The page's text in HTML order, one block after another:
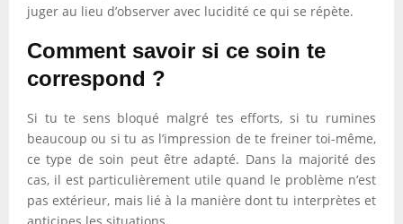
juger au lieu d’observer avec lucidité ce qui se répète.
Comment savoir si ce soin te
correspond ?
Si tu te sens bloqué malgré tes efforts, si tu rumines
beaucoup ou si tu as l’impression de te freiner toi-même,
ce type de soin peut être adapté. Dans la majorité des
cas, il est particulièrement utile quand le problème n’est
pas extérieur, mais lié à la manière dont tu interprètes et